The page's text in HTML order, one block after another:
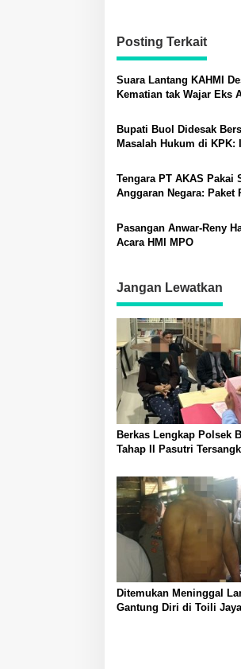
Posting Terkait
Suara Lantang KAHMI
Kematian tak Wajar Eks
Bupati Buol Didesak
Masalah Hukum di KPK:
Tengara PT AKAS
Anggaran Negara: Paket
Pasangan Anwar-Reny
Acara HMI MPO
Jangan Lewatkan
Berkas Lengkap Polsek
Tahap II Pasutri
Banggai
Ditemukan Meninggal
Gantung Diri di Toili